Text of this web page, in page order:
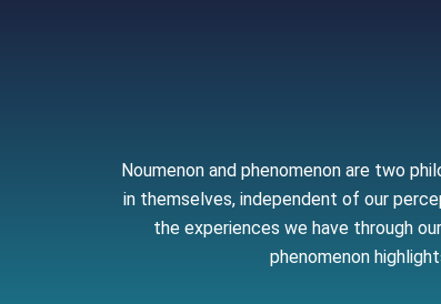
Noumenon and phenomenon are two
in themselves, independent of our
the experiences we have through
phenomenon